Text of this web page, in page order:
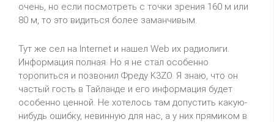
очень, но если посмотреть с точки зрения 160 м или
80 м, то это видиться более заманчивым.
Тут же сел на Internet и нашел Web их радиолиги.
Информация полная. Hо я не стал особенно
торопиться и позвонил Фреду K3ZO. Я знаю, что он
частый гость в Тайланде и его информация будет
особенно ценной. Hе хотелось там допустить какую-
нибудь ошибку, невинную для нас, а у них прямиком в